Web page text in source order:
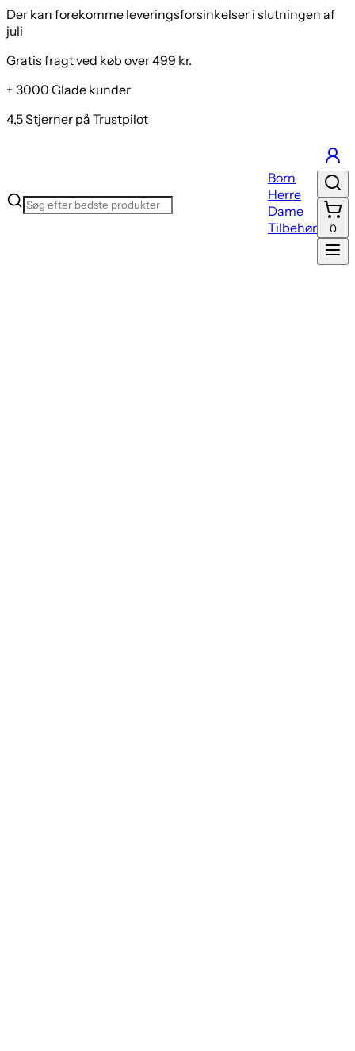
Der kan forekomme leveringsforsinkelser i slutningen af
juli
Gratis fragt ved køb over 499 kr.
+ 3000 Glade kunder
4,5 Stjerner på Trustpilot
Born
Herre
Dame
Tilbehør
0